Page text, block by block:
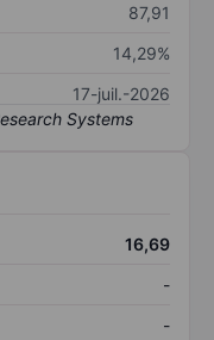
87,91
14,29%
17-juil.-2026
16,69
-
-